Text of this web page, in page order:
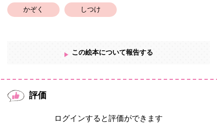
かぞく しつけ
この絵本について報告する
評価
ログインすると評価ができます